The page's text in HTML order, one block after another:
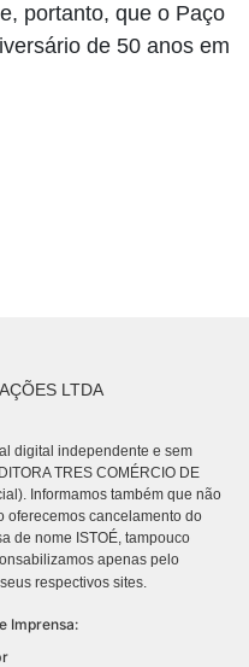
portanto, que o Paço
de 50 anos em
LTDA
digital independente e sem
TRES COMÉRCIO DE
Informamos também que não
oferecemos cancelamento do
de nome ISTOÉ, tampouco
apenas pelo
seus respectivos sites.
Imprensa: